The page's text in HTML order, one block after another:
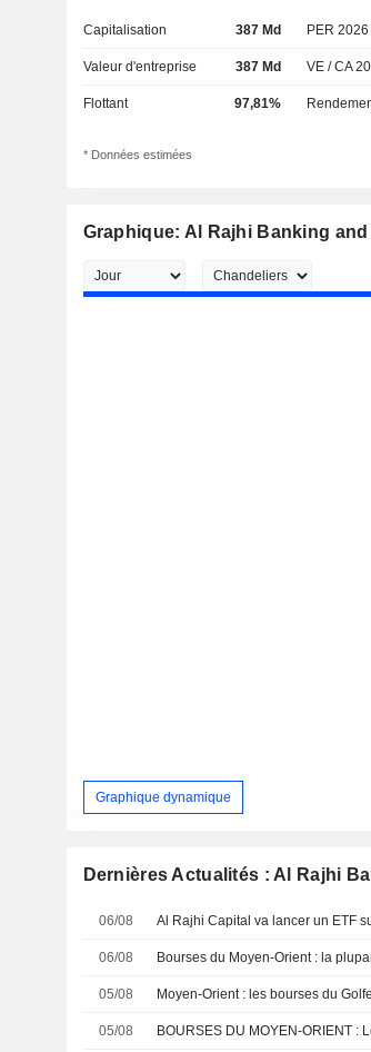
Capitalisation 387 Md PER
Valeur d'entreprise 387 Md VE / CA
Flottant 97,81%
* Données estimées
Graphique: Al Rajhi Banking
Graphique dynamique
Dernières Actualités : Al Rajhi
06/08
06/08
05/08
05/08